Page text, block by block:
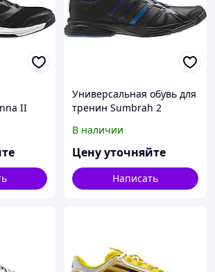
II
Универсальная обувь для
тренин Sumbrah 2
В наличии
Цену уточняйте
Написать